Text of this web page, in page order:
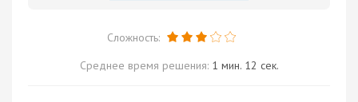
Сложность:
Среднее время решения: 1 мин. 12 сек.